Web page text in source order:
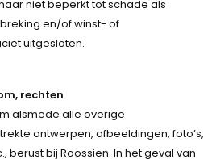
niet beperkt tot schade als
en/of winst- of
uitgesloten.
rechten
alsmede alle overige
ontwerpen, afbeeldingen, foto’s,
berust bij Roossien. In het geval van